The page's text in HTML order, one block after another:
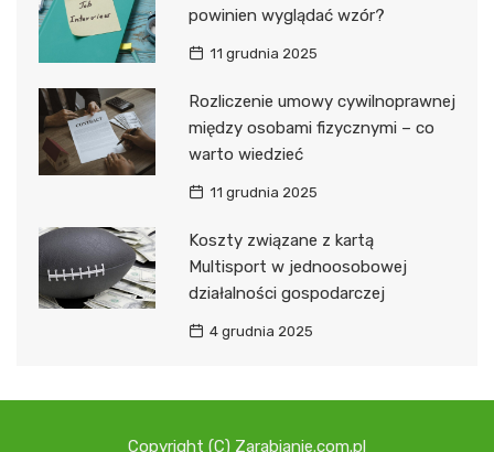
powinien wyglądać wzór?
11 grudnia 2025
Rozliczenie umowy cywilnoprawnej
między osobami fizycznymi – co
warto wiedzieć
11 grudnia 2025
Koszty związane z kartą
Multisport w jednoosobowej
działalności gospodarczej
4 grudnia 2025
Copyright (C) Zarabianie.com.pl